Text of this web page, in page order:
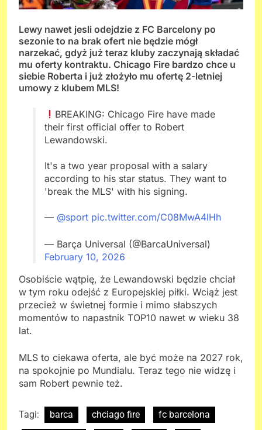
Lewy nawet jesli odejdzie z FC Barcelony po
sezonie to na brak ofert nie będzie mógł
narzekać, gdyż już teraz kluby zaczynają składać
mu oferty kontraktu. Chicago Fire bardzo chce u
siebie Roberta i już złożyło mu ofertę 2-letniej
umowy z klubem MLS!
BREAKING: Chicago Fire have made
their first official offer to Robert
Lewandowski.
It's a two year proposal with a salary
according to his star status. They want to
'break the MLS' with his signing.
— @sport pic.twitter.com/C08MwA4lHh
— Barça Universal (@BarcaUniversal)
February 10, 2026
Osobiście wątpię, że Lewandowski będzie chciał
w tym roku odejść z Europejskiej piłki. Wciąż jest
przecież w świetnej formie i mimo słabszych
momentów to napastnik TOP10 nawet w wieku 38
lat.
MLS to ciekawa oferta, ale być może na 2027 rok,
na spokojnie po Mundialu. Teraz tego nie widzę i
sam Robert pewnie też.
Tagi: barca chciago fire
fc barcelona